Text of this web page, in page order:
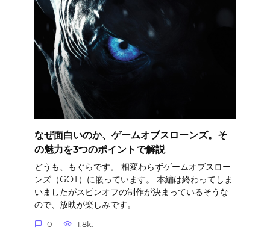
なぜ面白いのか、ゲームオブスローンズ。そ
の魅力を3つのポイントで解説
どうも、もぐらです。 相変わらずゲームオブスロー
ンズ（GOT）に嵌っています。 本編は終わってしま
いましたがスピンオフの制作が決まっているそうな
ので、放映が楽しみです。
0 1.8k.